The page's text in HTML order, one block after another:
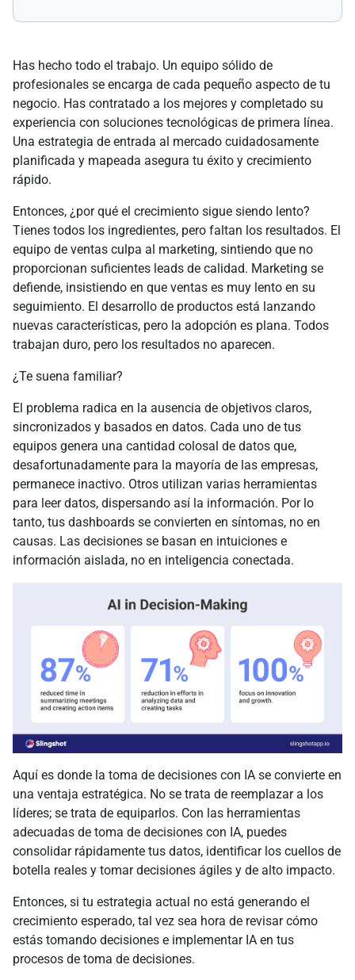
Has hecho todo el trabajo. Un equipo sólido de
profesionales se encarga de cada pequeño aspecto de tu
negocio. Has contratado a los mejores y completado su
experiencia con soluciones tecnológicas de primera línea.
Una estrategia de entrada al mercado cuidadosamente
planificada y mapeada asegura tu éxito y crecimiento
rápido.
Entonces, ¿por qué el crecimiento sigue siendo lento?
Tienes todos los ingredientes, pero faltan los resultados. El
equipo de ventas culpa al marketing, sintiendo que no
proporcionan suficientes leads de calidad. Marketing se
defiende, insistiendo en que ventas es muy lento en su
seguimiento. El desarrollo de productos está lanzando
nuevas características, pero la adopción es plana. Todos
trabajan duro, pero los resultados no aparecen.
¿Te suena familiar?
El problema radica en la ausencia de objetivos claros,
sincronizados y basados en datos. Cada uno de tus
equipos genera una cantidad colosal de datos que,
desafortunadamente para la mayoría de las empresas,
permanece inactivo. Otros utilizan varias herramientas
para leer datos, dispersando así la información. Por lo
tanto, tus dashboards se convierten en síntomas, no en
causas. Las decisiones se basan en intuiciones e
información aislada, no en inteligencia conectada.
Aquí es donde la toma de decisiones con IA se convierte en
una ventaja estratégica. No se trata de reemplazar a los
líderes; se trata de equiparlos. Con las herramientas
adecuadas de toma de decisiones con IA, puedes
consolidar rápidamente tus datos, identificar los cuellos de
botella reales y tomar decisiones ágiles y de alto impacto.
Entonces, si tu estrategia actual no está generando el
crecimiento esperado, tal vez sea hora de revisar cómo
estás tomando decisiones e implementar IA en tus
procesos de toma de decisiones.